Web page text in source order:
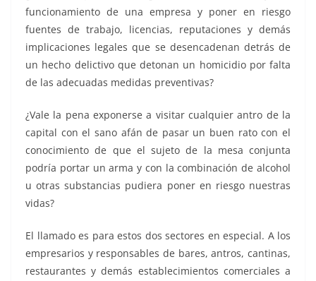
funcionamiento de una empresa y poner en riesgo
fuentes de trabajo, licencias, reputaciones y demás
implicaciones legales que se desencadenan detrás de
un hecho delictivo que detonan un homicidio por falta
de las adecuadas medidas preventivas?
¿Vale la pena exponerse a visitar cualquier antro de la
capital con el sano afán de pasar un buen rato con el
conocimiento de que el sujeto de la mesa conjunta
podría portar un arma y con la combinación de alcohol
u otras substancias pudiera poner en riesgo nuestras
vidas?
El llamado es para estos dos sectores en especial. A los
empresarios y responsables de bares, antros, cantinas,
restaurantes y demás establecimientos comerciales a